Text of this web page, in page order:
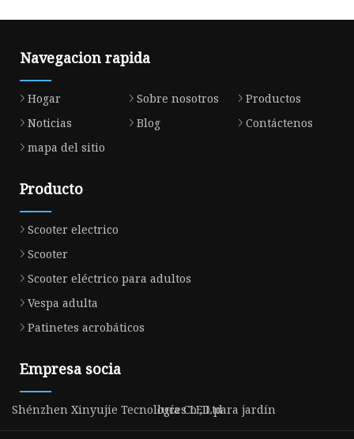
Navegacion rapida
Hogar Sobre nosotros
Productos
Noticias
Blog
Contáctenos
mapa del sitio
Producto
Scooter electrico
Scooter
Scooter eléctrico para adultos
Vespa adulta
Patinetes acrobáticos
Empresa socia
Shénzhen Xinyujie Tecnología Co., Ltd
luces LED para jardín